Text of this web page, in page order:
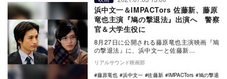
浜中文一＆IMPACTors 佐藤新、藤原
竜也主演『鳩の撃退法』出演へ 警察
官＆大学生役に
8月27日に公開される藤原竜也主演映画『鳩
の撃退法』に、浜中文一と佐藤新
（IMPACTors）が出演することが発表され
た。 …
リアルサウンド映画部
藤原竜也
浜中文一 佐藤新 IMPACTors
鳩の撃退